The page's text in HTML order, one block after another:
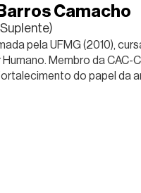
Camacho
pela UFMG (2010),
Membro da CAC-
do papel da